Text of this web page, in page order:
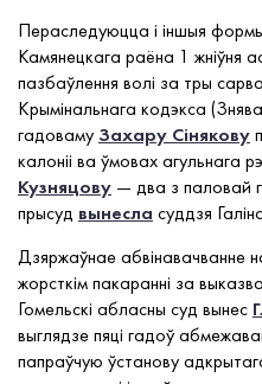
Пераследуюцца і іншыя
Камянецкага раёна 1 жніўня
пазбаўлення волі за тры
Крымінальнага кодэкса
гадоваму Захару Сінякову
калоніі ва ўмовах агульнага
Кузняцову — два з паловай
прысуд вынесла суддзя
Дзяржаўнае абвінавачванне
жорсткім пакаранні за
Гомельскі абласны суд вынес
выглядзе пяці гадоў
папраўчую ўстанову